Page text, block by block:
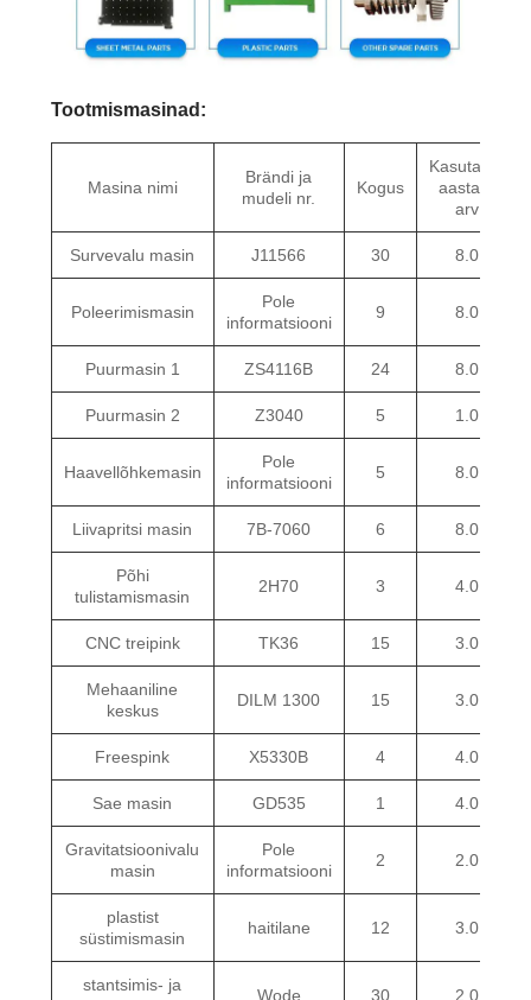
Tootmismasinad:
Masina nimi
Brändi ja
mudeli nr.
Kogus
Kasutatud
aastate
arv
Survevalu masin J11566 30 8.0
Poleerimismasin
Pole
informatsiooni
9 8.0
Puurmasin 1 ZS4116B 24 8.0
Puurmasin 2 Z3040 5 1.0
Haavellõhkemasin
Pole
informatsiooni
5 8.0
Liivapritsi masin 7B-7060 6 8.0
Põhi
tulistamismasin
2H70 3 4.0
CNC treipink TK36 15 3.0
Mehaaniline
keskus
DILM 1300 15 3.0
Freespink X5330B 4 4.0
Sae masin GD535 1 4.0
Gravitatsioonivalu
masin
Pole
informatsiooni
2 2.0
plastist
süstimismasin
haitilane 12 3.0
stantsimis- ja
Wode 30 2.0